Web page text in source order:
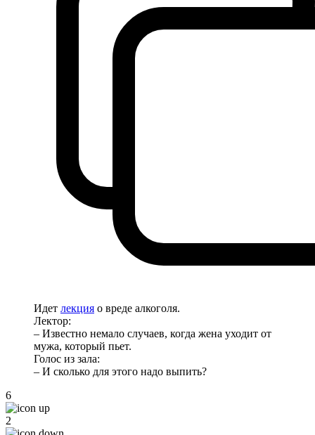
Идет лекция о вреде алкоголя.
Лектор:
– Известно немало случаев, когда жена уходит от
мужа, который пьет.
Голос из зала:
– И сколько для этого надо выпить?
6
2